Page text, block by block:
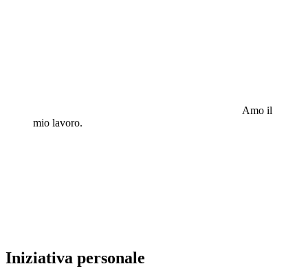
Amo il
mio lavoro.
Iniziativa personale